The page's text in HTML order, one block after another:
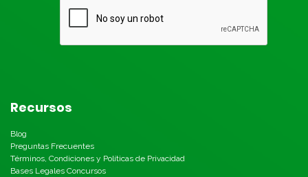
Recursos
Blog
Preguntas Frecuentes
Términos, Condiciones y Políticas de Privacidad
Bases Legales Concursos